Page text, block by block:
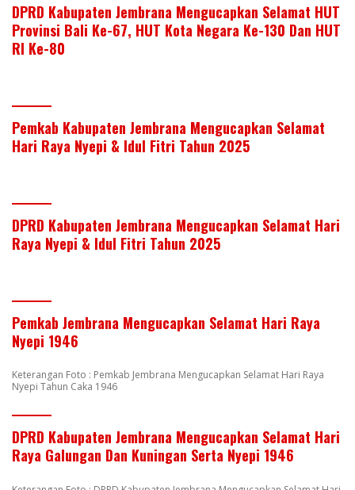
DPRD Kabupaten Jembrana Mengucapkan Selamat HUT
Provinsi Bali Ke-67, HUT Kota Negara Ke-130 Dan HUT
RI Ke-80
Pemkab Kabupaten Jembrana Mengucapkan Selamat
Hari Raya Nyepi & Idul Fitri Tahun 2025
DPRD Kabupaten Jembrana Mengucapkan Selamat Hari
Raya Nyepi & Idul Fitri Tahun 2025
Pemkab Jembrana Mengucapkan Selamat Hari Raya
Nyepi 1946
Keterangan Foto : Pemkab Jembrana Mengucapkan Selamat Hari Raya
Nyepi Tahun Caka 1946
DPRD Kabupaten Jembrana Mengucapkan Selamat Hari
Raya Galungan Dan Kuningan Serta Nyepi 1946